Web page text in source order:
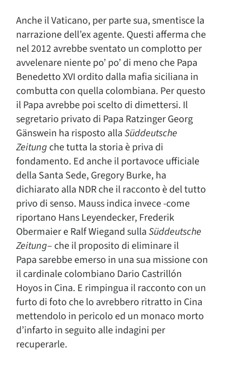
Anche il Vaticano, per parte sua, smentisce la
narrazione dell’ex agente. Questi afferma che
nel 2012 avrebbe sventato un complotto per
avvelenare niente po’ po’ di meno che Papa
Benedetto XVI ordito dalla mafia siciliana in
combutta con quella colombiana. Per questo
il Papa avrebbe poi scelto di dimettersi. Il
segretario privato di Papa Ratzinger Georg
Gänswein ha risposto allaSüddeutsche
Zeitung che tutta la storia è priva di
fondamento. Ed anche il portavoce ufficiale
della Santa Sede, Gregory Burke, ha
dichiarato alla NDR che il racconto è del tutto
privo di senso. Mauss indica invece -come
riportano Hans Leyendecker, Frederik
Obermaier e Ralf Wiegand sullaSüddeutsche
Zeitung– che il proposito di eliminare il
Papa sarebbe emerso in una sua missione con
il cardinale colombiano Dario Castrillón
Hoyos in Cina. E rimpingua il racconto con un
furto di foto che lo avrebbero ritratto in Cina
mettendolo in pericolo ed un monaco morto
d’infarto in seguito alle indagini per
recuperarle.